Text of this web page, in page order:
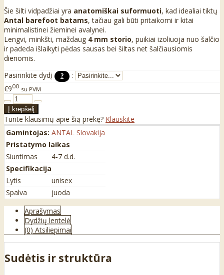
Šie šilti vidpadžiai yra anatomiškai suformuoti, kad idealiai tiktų
Antal barefoot batams, tačiau gali būti pritaikomi ir kitai
minimalistinei žieminei avalynei.
Lengvi, minkšti, maždaug 4 mm storio, puikiai izoliuoja nuo šalčio
ir padeda išlaikyti pėdas sausas bei šiltas net šalčiausiomis
dienomis.
Pasirinkite dydį
?
:
€900 su PVM
Turite klausimų apie šią prekę? Klauskite
Gamintojas: ANTAL Slovakija
Pristatymo laikas
Siuntimas
4-7 d.d.
Specifikacija
Lytis
unisex
Spalva
juoda
Aprašymas
Dydžių lentelė
(0) Atsiliepimai
Sudėtis ir struktūra